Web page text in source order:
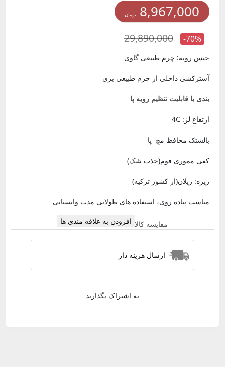
8,967,000 تومان
-70%
29,890,000
جنس رویه: چرم طبیعی گاوی
آسترکشی داخلی از چرم طبیعی بزی
بندی با قابلیت تنظیم رویه پا
ارتفاع لژ: 4C
بالشتک محافظ مچ پا
کفی مموری فوم(جذب شک)
زیره: زیلان(از کشور ترکیه)
مناسب پیاده روی، استفاده های طولانی مدت وایستایی
مقایسه کالا افزودن به علاقه مندی ها
ارسال هزینه دار
به اشتراک بگذارید